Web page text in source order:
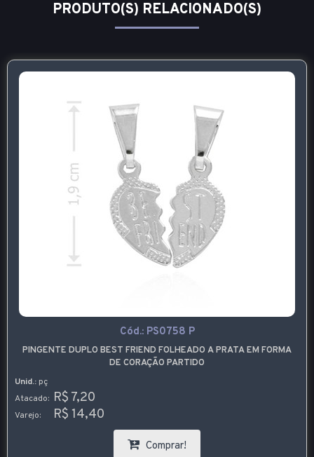
PRODUTO(S) RELACIONADO(S)
Cód.: PS0758 P
PINGENTE DUPLO BEST FRIEND FOLHEADO A PRATA EM FORMA
DE CORAÇÃO PARTIDO
Unid.: pç
Atacado: R$ 7,20
Varejo: R$ 14,40
Comprar!